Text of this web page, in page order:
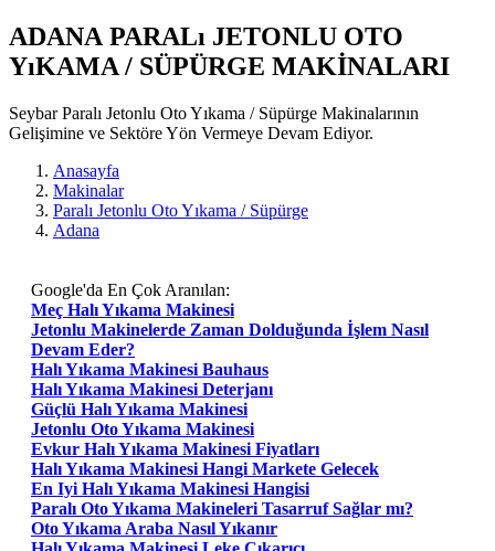
ADANA PARALı JETONLU OTO
YıKAMA / SÜPÜRGE MAKİNALARI
Seybar Paralı Jetonlu Oto Yıkama / Süpürge Makinalarının
Gelişimine ve Sektöre Yön Vermeye Devam Ediyor.
Anasayfa
Makinalar
Paralı Jetonlu Oto Yıkama / Süpürge
Adana
Google'da En Çok Aranılan:
Meç Halı Yıkama Makinesi
Jetonlu Makinelerde Zaman Dolduğunda İşlem Nasıl
Devam Eder?
Halı Yıkama Makinesi Bauhaus
Halı Yıkama Makinesi Deterjanı
Güçlü Halı Yıkama Makinesi
Jetonlu Oto Yıkama Makinesi
Evkur Halı Yıkama Makinesi Fiyatları
Halı Yıkama Makinesi Hangi Markete Gelecek
En Iyi Halı Yıkama Makinesi Hangisi
Paralı Oto Yıkama Makineleri Tasarruf Sağlar mı?
Oto Yıkama Araba Nasıl Yıkanır